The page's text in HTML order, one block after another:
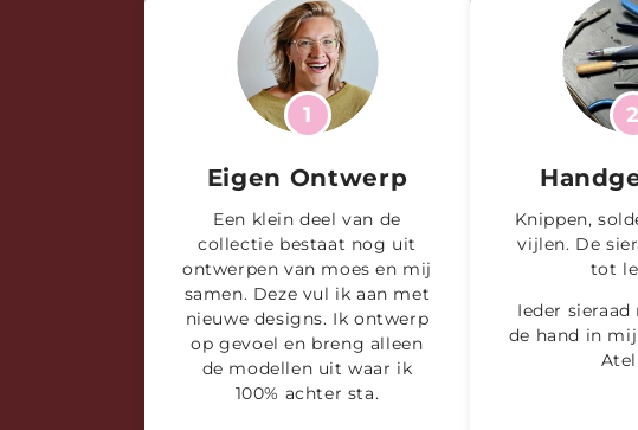
1
Eigen Ontwerp
Een klein deel van de
collectie bestaat nog uit
ontwerpen van moes en mij
samen. Deze vul ik aan met
nieuwe designs. Ik ontwerp
op gevoel en breng alleen
de modellen uit waar ik
100% achter sta.
2
Knippen,
vijlen. De
tot
Ieder
de hand in